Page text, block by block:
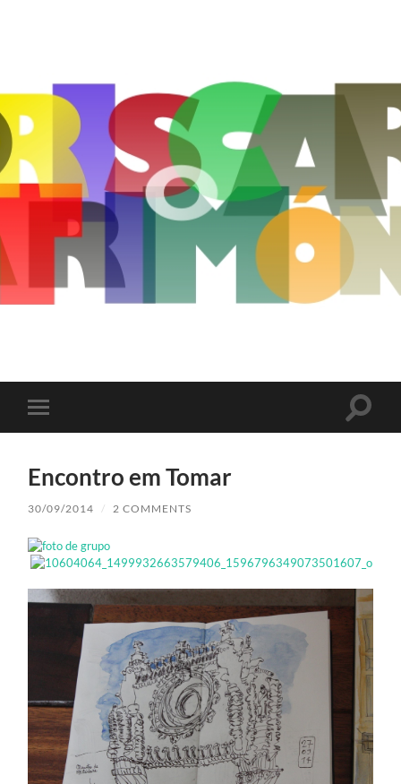
Toggle
mobile
Toggle
Encontro em Tomar
30/09/2014 / 2 COMMENTS